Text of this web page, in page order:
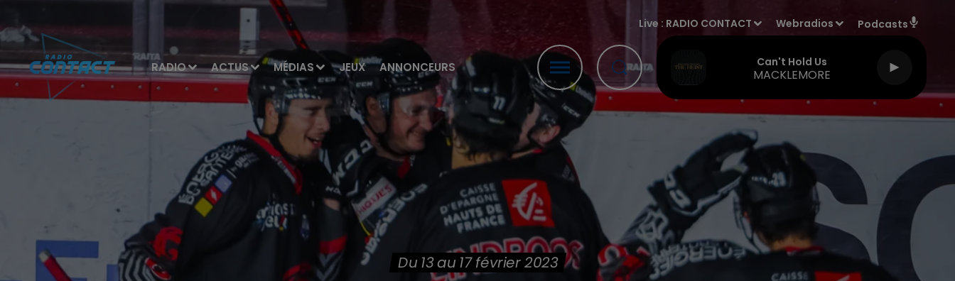
RADIO ACTUS MÉDIAS JEUX ANNONCEURS
Live : RADIO CONTACT Webradios Podcasts
Can't Hold Us
MACKLEMORE
Du 13 au 17 février 2023